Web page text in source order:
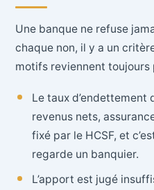
Une banque ne refuse
chaque non, il y a un
motifs reviennent toujours
Le taux d’endettement
revenus nets,
fixé par le HCSF, et
regarde un banquier.
L’apport est jugé